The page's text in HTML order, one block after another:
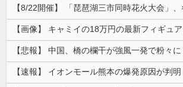
【速報】 イオンモール熊本の爆発原因が判明